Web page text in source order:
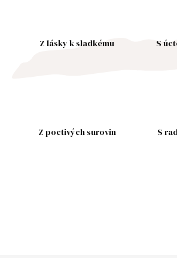
Z lásky k sladkému S
Z poctivých surovin S